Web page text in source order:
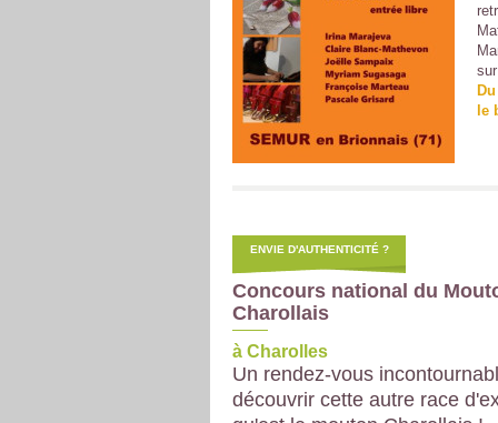
le
ENVIE D'AUTHENTICITÉ ?
Concours national du
Charollais
à Charolles
Un rendez-vous
découvrir cette autre race